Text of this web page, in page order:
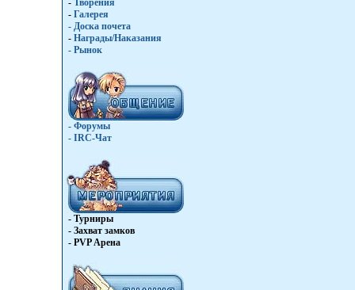
- Творения
- Галерея
- Доска почета
- Награды/Наказания
- Рынок
- Форумы
- IRC-Чат
- Турниры
- Захват замков
- PVP Арена